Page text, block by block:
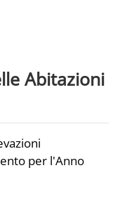
Abitazioni
per l'Anno